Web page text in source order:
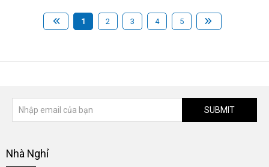
1 2 3 4 5
SUBMIT
Nhà Nghỉ